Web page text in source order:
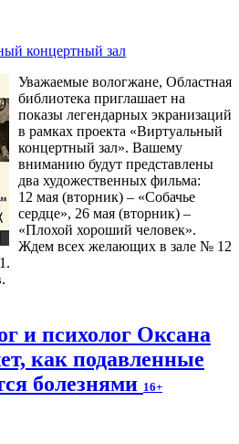
концертный зал
Уважаемые вологжане, Областная
библиотека приглашает на
показы легендарных экранизаций
в рамках проекта «Виртуальный
концертный зал». Вашему
вниманию будут представлены
два художественных фильма:
12 мая (вторник) – «Собачье
сердце», 26 мая (вторник) –
«Плохой хороший человек».
Ждем всех желающих в зале № 12
и психолог Оксана
как подавленные
болезнями 16+